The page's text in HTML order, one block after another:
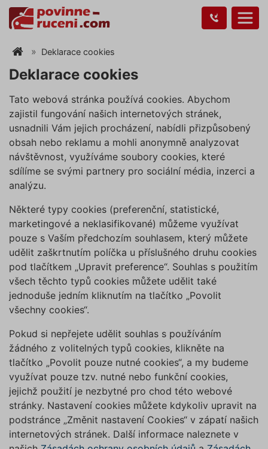
Deklarace cookies
Deklarace cookies
Tato webová stránka používá cookies. Abychom
zajistil fungování našich internetových stránek,
usnadnili Vám jejich procházení, nabídli přizpůsobený
obsah nebo reklamu a mohli anonymně analyzovat
návštěvnost, využíváme soubory cookies, které
sdílíme se svými partnery pro sociální média, inzerci a
analýzu.
Některé typy cookies (preferenční, statistické,
marketingové a neklasifikované) můžeme využívat
pouze s Vaším předchozím souhlasem, který můžete
udělit zaškrtnutím políčka u příslušného druhu cookies
pod tlačítkem „Upravit preference“. Souhlas s použitím
všech těchto typů cookies můžete udělit také
jednoduše jedním kliknutím na tlačítko „Povolit
všechny cookies“.
Pokud si nepřejete udělit souhlas s používáním
žádného z volitelných typů cookies, klikněte na
tlačítko „Povolit pouze nutné cookies“, a my budeme
využívat pouze tzv. nutné nebo funkční cookies,
jejichž použití je nezbytné pro chod této webové
stránky. Nastavení cookies můžete kdykoliv upravit na
podstránce „Změnit nastavení Cookies“ v zápatí našich
internetových stránek. Další informace naleznete v